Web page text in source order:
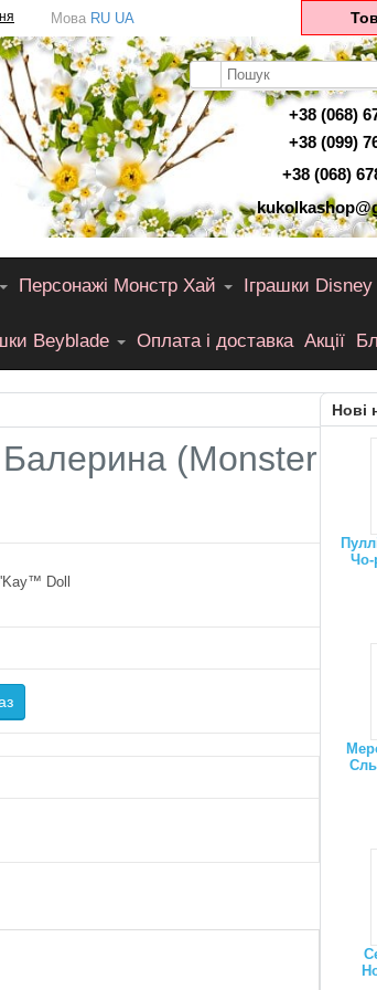
Мова RU UA
+38 (068)
+38 (099)
+38 (068)
Персонажі Монстр Хай Іграшки Disney
Beyblade Оплата і доставка Акції
Нові
Чо-
(Monster
Doll